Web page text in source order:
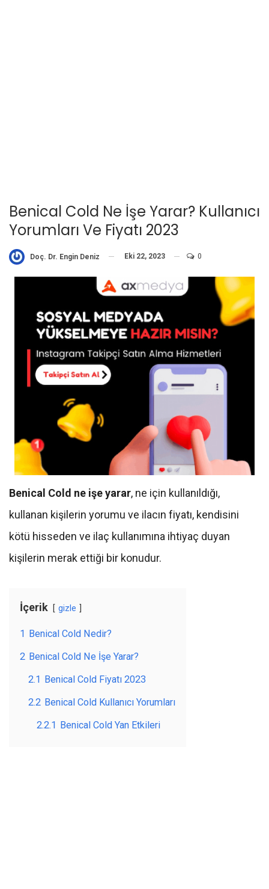
Benical Cold Ne İşe Yarar? Kullanıcı
Yorumları Ve Fiyatı 2023
Doç. Dr. Engin Deniz Eki 22, 2023 0
Benical Cold ne işe yarar, ne için kullanıldığı,
kullanan kişilerin yorumu ve ilacın fiyatı, kendisini
kötü hisseden ve ilaç kullanımına ihtiyaç duyan
kişilerin merak ettiği bir konudur.
İçerik gizle
1 Benical Cold Nedir?
2 Benical Cold Ne İşe Yarar?
2.1 Benical Cold Fiyatı 2023
2.2 Benical Cold Kullanıcı Yorumları
2.2.1 Benical Cold Yan Etkileri